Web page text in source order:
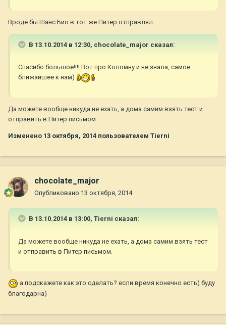
Вроде бы Шанс Био в тот же Питер отправлял.
В 13.10.2014 в 12:30, chocolate_major сказал:
Спасибо большое!!!! Вот про Коломну и не знала, самое
ближайшее к нам)
Да можете вообще никуда не ехать, а дома самим взять тест и
отправить в Питер письмом.
Изменено 13 октября, 2014 пользователем Tierni
chocolate_major
Опубликовано 13 октября, 2014
В 13.10.2014 в 13:00, Tierni сказал:
Да можете вообще никуда не ехать, а дома самим взять тест
и отправить в Питер письмом.
а подскажете как это сделать? если время конечно есть) буду
благодарна)